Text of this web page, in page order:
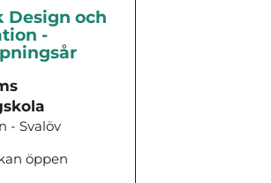
Design och
-
- Svalöv
öppen